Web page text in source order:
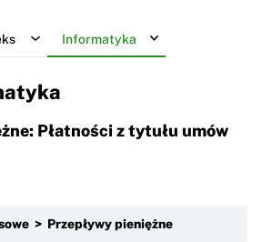
Informatyka
Płatności z tytułu umów
> Przepływy pieniężne